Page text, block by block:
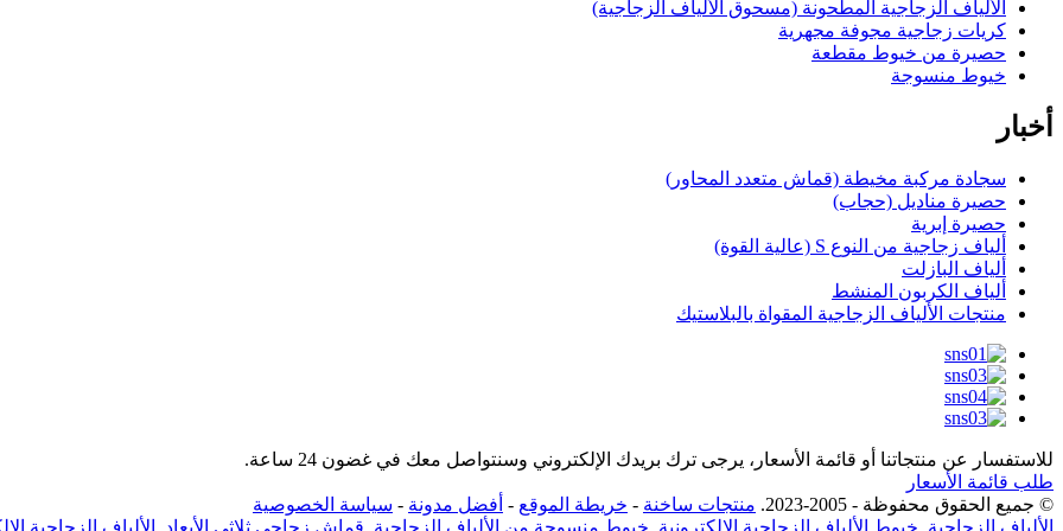
الألياف الزجاجية المطحونة (مسحوق الألياف الزجاجية)
كريات زجاجية مجوفة مجهرية
حصيرة من خيوط مقطعة
خيوط منسوجة
أخبار
سجادة مركبة مخيطة (قماش متعدد المحاور)
حصيرة مناديل (حجاب)
حصيرة إبرية
ألياف زجاجية من النوع S (عالية القوة)
ألياف البازلت
ألياف الكربون المنشط
منتجات الألياف الزجاجية المقواة بالبلاستيك
للاستفسار عن منتجاتنا أو قائمة الأسعار، يرجى ترك بريدك الإلكتروني وسنتواصل معك في غضون 24 ساعة.
طلب قائمة الأسعار
© جميع الحقوق محفوظة - 2005-2023.
منتجات ساخنة - خريطة الموقع - أفضل مدونة - سياسة الخصوصية
الألياف الزجاجية خيوط الألياف الزجاجية الإلكترونية خيوط منسوجة من الألياف الزجاجية قماش زجاجي ثلاثي الأبعاد الألياف الزجاجية